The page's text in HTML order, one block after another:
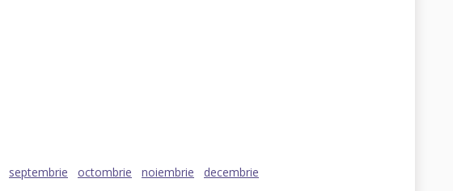
septembrie octombrie noiembrie decembrie